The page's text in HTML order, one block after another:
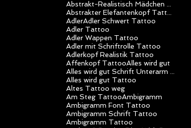
AdlerAdler Schwert Tattoo
Adler Tattoo
Adler Wappen Tattoo
Adler mit Schriftrolle Tattoo
Adlerkopf Realistik Tattoo
Affenkopf TattooAlles wird gut
Alles wird gut Tattoo
Altes Tattoo weg
Am Steg TattooAmbigramm
Ambigramm Font Tattoo
Ambigramm Schrift Tattoo
Ambigramm Tattoo